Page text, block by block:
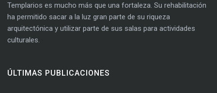
Templarios es mucho más que una fortaleza. Su rehabilitación
ha permitido sacar a la luz gran parte de su riqueza
arquitectónica y utilizar parte de sus salas para actividades
culturales.
ÚLTIMAS PUBLICACIONES